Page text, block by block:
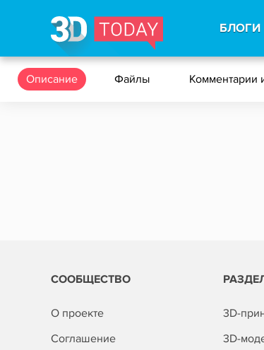
БЛОГИ
Описание Файлы Комментарии
СООБЩЕСТВО
О проекте
Соглашение
3D-
3D-